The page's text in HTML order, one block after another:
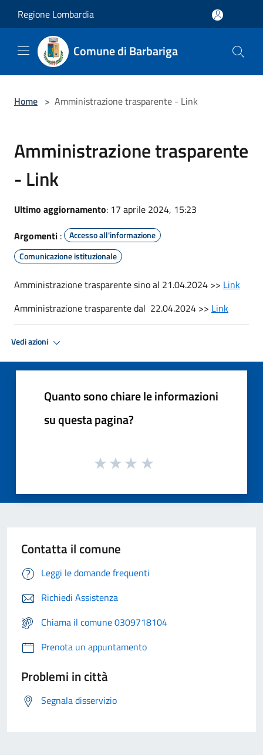
Regione Lombardia
Comune di Barbariga
Home > Amministrazione trasparente - Link
Amministrazione trasparente
- Link
Ultimo aggiornamento: 17 aprile 2024, 15:23
Argomenti :
Accesso all'informazione
Comunicazione istituzionale
Amministrazione trasparente sino al 21.04.2024 >> Link
Amministrazione trasparente dal 22.04.2024 >> Link
Vedi azioni
Quanto sono chiare le informazioni
su questa pagina?
Contatta il comune
Leggi le domande frequenti
Richiedi Assistenza
Chiama il comune 0309718104
Prenota un appuntamento
Problemi in città
Segnala disservizio